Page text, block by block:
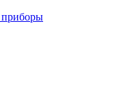
приборы